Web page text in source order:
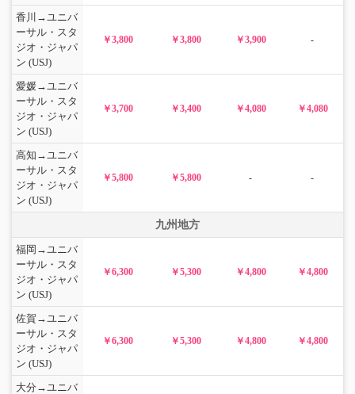
香川→ユニバ
ーサル・スタ
ジオ・ジャパ
ン (USJ)
￥3,800 ￥3,800 ￥3,900 -
愛媛→ユニバ
ーサル・スタ
ジオ・ジャパ
ン (USJ)
￥3,700 ￥3,400 ￥4,080 ￥4,080
高知→ユニバ
ーサル・スタ
ジオ・ジャパ
ン (USJ)
￥5,800 ￥5,800 - -
九州地方
福岡→ユニバ
ーサル・スタ
ジオ・ジャパ
ン (USJ)
￥6,300 ￥5,300 ￥4,800 ￥4,800
佐賀→ユニバ
ーサル・スタ
ジオ・ジャパ
ン (USJ)
￥6,300 ￥5,300 ￥4,800 ￥4,800
大分→ユニバ